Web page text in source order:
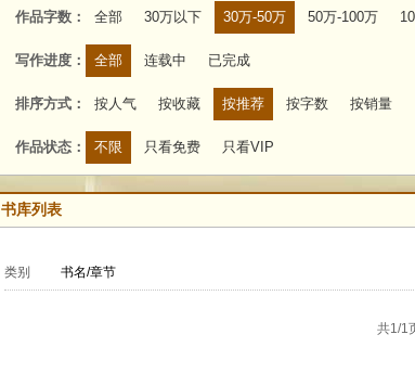
作品字数： 全部 30万以下 30万-50万 50万-100万
写作进度： 全部 连载中 已完成
排序方式： 按人气 按收藏 按推荐 按字数 按销量
作品状态： 不限 只看免费 只看VIP
书库列表
类别 书名/章节
共1/1